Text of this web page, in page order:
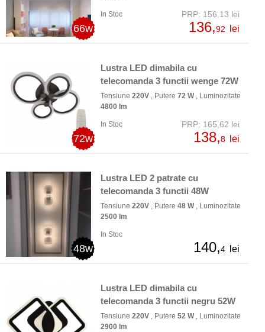
66w
In Stoc PRP: 156,13 lei
136,92 lei
72w
Lustra LED dimabila cu
telecomanda 3 functii wenge 72W
Tensiune 220V , Putere 72 W, Luminozitate
4800 lm
In Stoc PRP: 165,62 lei
138,8 lei
48w
Lustra LED 2 patrate cu
telecomanda 3 functii 48W
Tensiune 220V , Putere 48 W, Luminozitate
2500 lm
In Stoc
140,4 lei
Lustra LED dimabila cu
telecomanda 3 functii negru 52W
Tensiune 220V , Putere 52 W, Luminozitate
2900 lm